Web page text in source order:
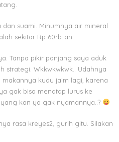
suami. Minumnya air mineral
sekitar Rp 60rb-an.
Tanpa pikir panjang saya aduk
strategi. Wkkwkwkwk.. Udahnya
makannya kudu jaim lagi, karena
gak bisa menatap lurus ke
kan ya gak nyamannya..?
rasa kreyes2, gurih gitu. Silakan